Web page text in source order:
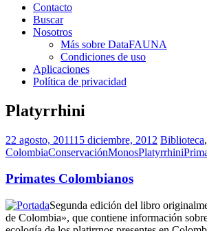
Contacto
Buscar
Nosotros
Más sobre DataFAUNA
Condiciones de uso
Aplicaciones
Política de privacidad
Platyrrhini
22 agosto, 201115 diciembre, 2012 Biblioteca,
ColombiaConservaciónMonosPlatyrrhini
Primates Colombianos
Segunda edición del libro
de Colombia», que contiene información